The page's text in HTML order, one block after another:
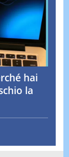
hai
la